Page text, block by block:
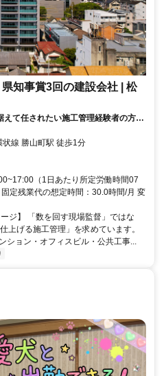
県知事賞3回の建設会社 | 松
て任されたい施工管理経験者の方
道 環状線 勝山町駅 徒歩1分
（1日あたり所定労働時間07
定残業代の想定時間：30.0時間/月 変
ジ】 「数を回す現場監督」ではな
上げる施工管理」を求めています。
ション・オフィスビル・公共工事...